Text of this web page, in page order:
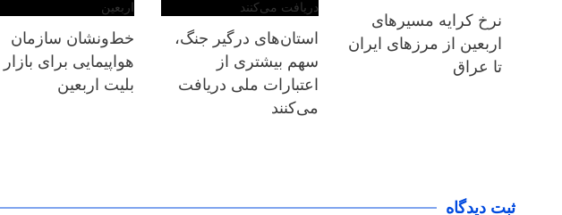
نرخ کرایه مسیرهای
اربعین از مرزهای ایران
تا عراق
استان‌های درگیر جنگ،
سهم بیشتری از
اعتبارات ملی دریافت
می‌کنند
خط‌ونشان سازمان
هواپیمایی برای بازار
بلیت اربعین
ثبت دیدگاه